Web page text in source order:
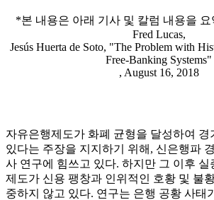
*본 내용은 아래 기사 및 칼럼 내용을
Fred Lucas,
Jesús Huerta de Soto, "The Problem with
Free-Banking Systems"
, August 16, 2018
자유은행제도가 화폐 균형을 달성하여 경
있다는 주장을 지지하기 위해, 신은행파
사 연구에 힘쓰고 있다. 하지만 그 이후 실
제도가 신용 팽창과 인위적인 호황 및 불
중하지 않고 있다. 연구는 은행 공황 사태